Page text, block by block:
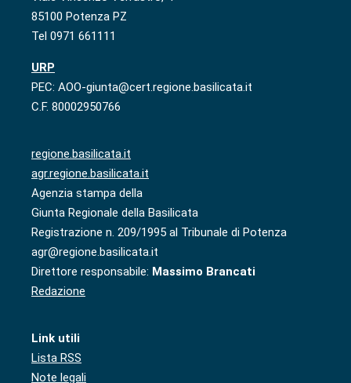
85100 Potenza PZ
Tel 0971 661111
URP
PEC: AOO-giunta@cert.regione.basilicata.it
C.F. 80002950766
regione.basilicata.it
agr.regione.basilicata.it
Agenzia stampa della
Giunta Regionale della Basilicata
Registrazione n. 209/1995 al Tribunale di Potenza
agr@regione.basilicata.it
Direttore responsabile: Massimo Brancati
Redazione
Link utili
Lista RSS
Note legali